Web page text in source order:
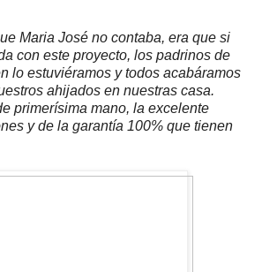
Maria José no contaba, era que si
con este proyecto, los padrinos de
lo estuviéramos y todos acabáramos
ahijados en nuestras casa.
primerísima mano, la excelente
y de la garantía 100% que tienen